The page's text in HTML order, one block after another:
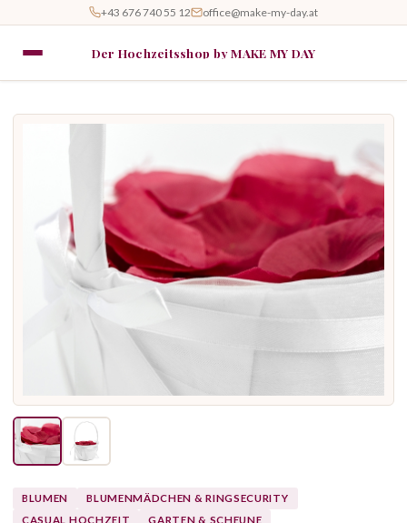
+43 676 740 55 12 office@make-my-day.at
Der Hochzeitsshop by MAKE MY DAY
BLUMEN
BLUMENMÄDCHEN & RINGSECURITY
CASUAL HOCHZEIT
GARTEN & SCHEUNE